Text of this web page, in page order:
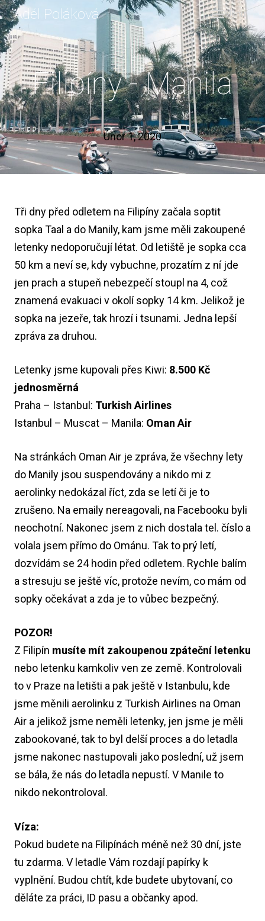
Menu
Adél Poláková
BLOG
O
Filipíny - Manila
Únor 1, 2020
Tři dny před odletem na Filipíny začala soptit
sopka Taal a do Manily, kam jsme měli zakoupené
letenky nedoporučují létat. Od letiště je sopka cca
50 km a neví se, kdy vybuchne, prozatím z ní jde
jen prach a stupeň nebezpečí stoupl na 4, což
znamená evakuaci v okolí sopky 14 km. Jelikož je
sopka na jezeře, tak hrozí i tsunami. Jedna lepší
zpráva za druhou.
Letenky jsme kupovali přes Kiwi: 8.500 Kč
jednosměrná
Praha – Istanbul: Turkish Airlines
Istanbul – Muscat – Manila: Oman Air
Na stránkách Oman Air je zpráva, že všechny lety
do Manily jsou suspendovány a nikdo mi z
aerolinky nedokázal říct, zda se letí či je to
zrušeno. Na emaily nereagovali, na Facebooku byli
neochotní. Nakonec jsem z nich dostala tel. číslo a
volala jsem přímo do Ománu. Tak to prý letí,
dozvídám se 24 hodin před odletem. Rychle balím
a stresuju se ještě víc, protože nevím, co mám od
sopky očekávat a zda je to vůbec bezpečný.
POZOR!
Z Filipín musíte mít zakoupenou zpáteční letenku
nebo letenku kamkoliv ven ze země. Kontrolovali
to v Praze na letišti a pak ještě v Istanbulu, kde
jsme měnili aerolinku z Turkish Airlines na Oman
Air a jelikož jsme neměli letenky, jen jsme je měli
zabookované, tak to byl delší proces a do letadla
jsme nakonec nastupovali jako poslední, už jsem
se bála, že nás do letadla nepustí. V Manile to
nikdo nekontroloval.
Víza:
Pokud budete na Filipínách méně než 30 dní, jste
tu zdarma. V letadle Vám rozdají papírky k
vyplnění. Budou chtít, kde budete ubytovaní, co
děláte za práci, ID pasu a občanky apod.